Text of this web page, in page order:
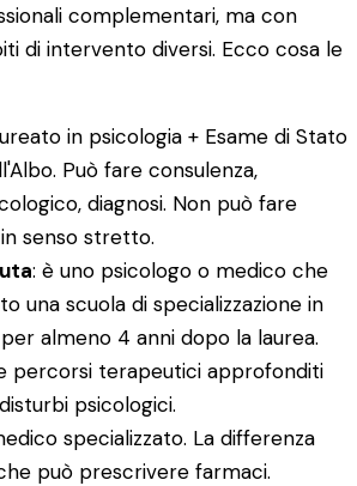
complementari, ma con
di intervento diversi. Ecco cosa le
in psicologia + Esame di Stato
Può fare consulenza,
diagnosi. Non può fare
senso stretto.
: è uno psicologo o medico che
una scuola di specializzazione in
almeno 4 anni dopo la laurea.
percorsi terapeutici approfonditi
psicologici.
specializzato. La differenza
può prescrivere farmaci.